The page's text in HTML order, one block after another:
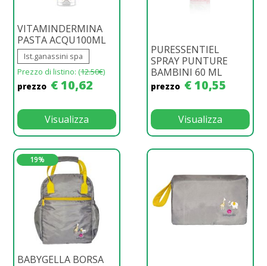
VITAMINDERMINA
PASTA ACQU100ML
Ist.ganassini spa
Prezzo di listino: (12.50€)
prezzo € 10,62
Visualizza
PURESSENTIEL
SPRAY PUNTURE
BAMBINI 60 ML
prezzo € 10,55
Visualizza
19%
BABYGELLA BORSA